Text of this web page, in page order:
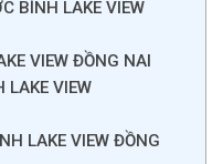
BÌNH LAKE VIEW
VIEW ĐỒNG NAI
LAKE VIEW
LAKE VIEW ĐỒNG